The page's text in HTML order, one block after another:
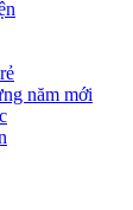
năm mới